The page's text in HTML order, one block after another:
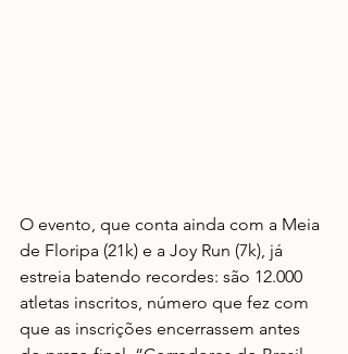
O evento, que conta ainda com a Meia
de Floripa (21k) e a Joy Run (7k), já
estreia batendo recordes: são 12.000
atletas inscritos, número que fez com
que as inscrições encerrassem antes